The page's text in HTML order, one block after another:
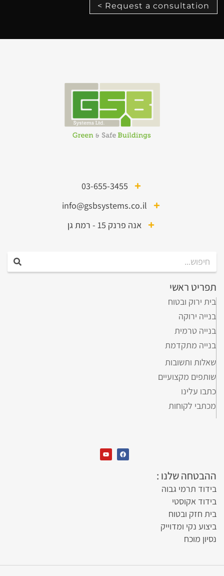
Request a consultation >
03-655-3455
info@gsbsystems.co.il
אנה פרנק 15 - רמת גן
תפריט ראשי
בית ירוק ובטוח
בנייה ירוקה
בנייה טרמית
בנייה מתקדמת
שאלות ותשובות
שותפים מקצועיים
כתבו עלינו
מכתבי לקוחות
ההבטחה שלנו :
בידוד תרמי גבוה
בידוד אקוסטי
בית חזק ובטוח
ביצוע נקי ומדוייק
נסיון מוכח